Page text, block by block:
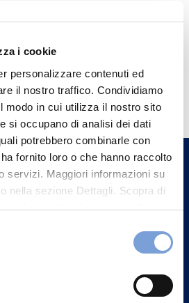
i cookie
personalizzare contenuti ed
il nostro traffico. Condividiamo
modo in cui utilizza il nostro sito
si occupano di analisi dei dati
potrebbero combinarle con
fornito loro o che hanno raccolto
servizi. Maggiori informazioni su
nella sezione Dettagli. Scopra di
può contattarci e come trattiamo i
sito nella sezione "Informativa
di
vicina a te e parla con